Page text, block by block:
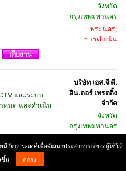
จังหวัด
กรุงเทพมหานคร
พระนคร,
ราชดำเนิน
เก็บงาน
และระบบ
หนด และดำเนิน
บริษัท เอส.จี.ดี.
อินเตอร์ เทรดดิ้ง
จำกัด
จังหวัด
กรุงเทพมหานคร
ราชดำเนิน
เก็บงาน
มีวัตถุประสงค์เพื่อพัฒนาประสบการณ์ของผู้ใช้ให้
ขึ้น
ตกลง